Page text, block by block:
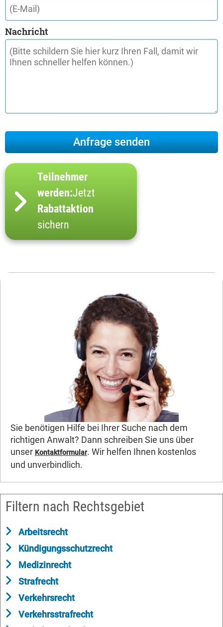
Nachricht
Teilnehmer
werden:Jetzt
Rabattaktion
sichern
Sie benötigen Hilfe bei Ihrer Suche nach dem
richtigen Anwalt? Dann schreiben Sie uns über
unser Kontaktformular. Wir helfen Ihnen kostenlos
und unverbindlich.
Filtern nach Rechtsgebiet
Arbeitsrecht
Kündigungsschutzrecht
Medizinrecht
Strafrecht
Verkehrsrecht
Verkehrsstrafrecht